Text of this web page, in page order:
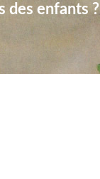
des enfants ?